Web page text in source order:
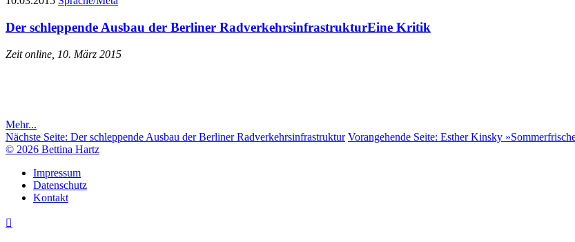
Der schleppende Ausbau der Berliner RadverkehrsinfrastrukturEine Kritik
Zeit online, 10. März 2015
Mehr...
Nächste Seite: Der schleppende Ausbau der Berliner Radverkehrsinfrastruktur Vorangehende Seite: Esther Kinsky
© 2026 Bettina Hartz
Impressum
Datenschutz
Kontakt
